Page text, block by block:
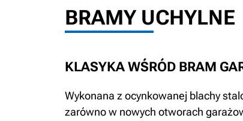
BRAMY UCHYLNE
KLASYKA WŚRÓD BRAM
Wykonana z ocynkowanej blachy
zarówno w nowych otworach